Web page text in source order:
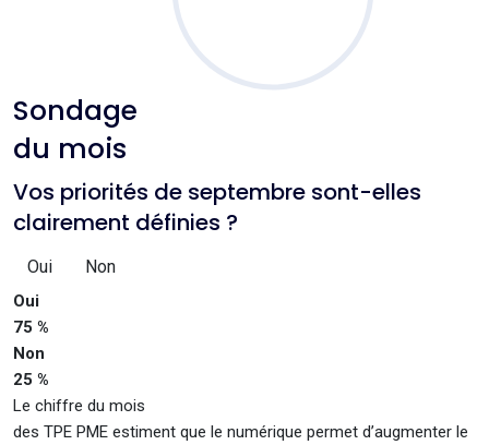
Sondage
du mois
Vos priorités de septembre sont-elles
clairement définies ?
Oui Non
Oui
75 %
Non
25 %
Le chiffre du mois
des TPE PME estiment que le numérique permet d’augmenter le